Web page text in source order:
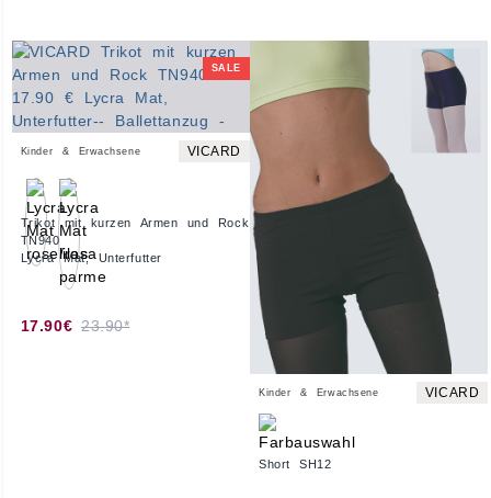
SALE
Kinder & Erwachsene VICARD
Trikot mit kurzen Armen und Rock
TN940
Lycra Mat, Unterfutter
17.90€ 23.90*
Kinder & Erwachsene VICARD
Short SH12